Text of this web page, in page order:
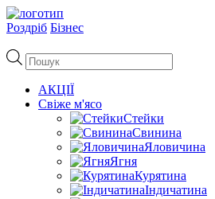
Роздріб Бізнес
Пошук
товарів
АКЦІЇ
Свіже м'ясо
Стейки
Свинина
Яловичина
Ягня
Курятина
Індичатина